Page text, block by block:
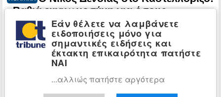
«Βαθιά ευγνωμοσύνη για όσους
υπερασπίζονται τα σύνορα της πατρίδας
μας»
Sunday, 5 May,
Εάν θέλετε να λαμβάνετε
ειδοποιήσεις μόνο για
σημαντικές ειδήσεις και
έκτακτη επικαιρότητα πατήστε
ΝΑΙ
...αλλιώς πατήστε αργότερα